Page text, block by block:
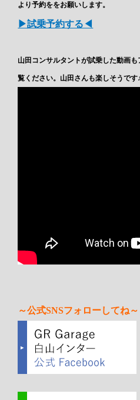
より予約ををお願いします。
▶試乗予約する◀
山田コンサルタントが試乗した動画
覧ください。山田さんも楽しそうです♪
～公式SNSフォローしてね～